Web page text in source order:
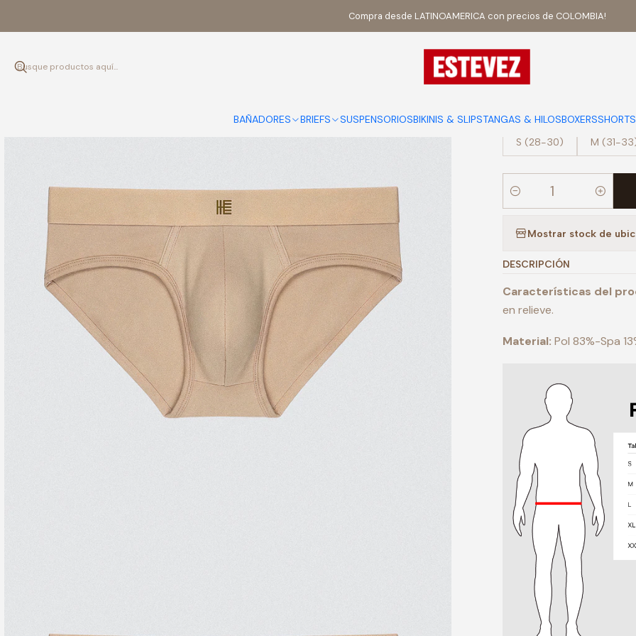
BAÑADORES BRIEFS SUSPENSORIOSBIKINIS & SLIPSTANGAS & HILOSBOXERSSHORTS
Compra desde LATINOAMERICA con precios de COLOMBIA!
BRIEFS BRIEFS MICROFIBRA Brief Microfibra Apolo Arena
|
Brief
TALLA
S (28-30) M (31-
Cantidad
Mostrar stock de
DESCRIPCIÓN
Características del
en relieve.
Material: Pol 83%-Spa